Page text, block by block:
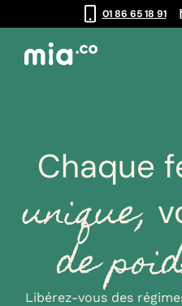
01 86 65 18 91
Chaque
unique,
de
Libérez-vous des